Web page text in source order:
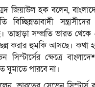
জিয়াউল হক বলেন,
তাছাড়া সম্প্রতি ভারত থেকে
করার হুমকি আসছে।
সিস্টার্সের ক্ষেত্রে
ঘুমাতে পারবে না।